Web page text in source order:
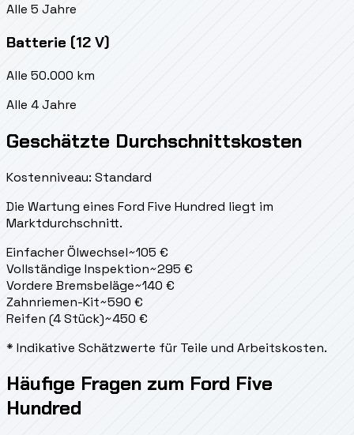
Alle 5 Jahre
Batterie (12 V)
Alle 50.000 km
Alle 4 Jahre
Geschätzte Durchschnittskosten
Kostenniveau: Standard
Die Wartung eines Ford Five Hundred liegt im
Marktdurchschnitt.
Einfacher Ölwechsel~105 €
Vollständige Inspektion~295 €
Vordere Bremsbeläge~140 €
Zahnriemen-Kit~590 €
Reifen (4 Stück)~450 €
* Indikative Schätzwerte für Teile und Arbeitskosten.
Häufige Fragen zum Ford Five
Hundred